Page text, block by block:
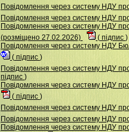
Повідомлення через систему НДУ
Повідомлення через систему НДУ
Повідомлення через систему
(розміщено 27.02.2026)
( підпис )
Повідомлення через систему НДУ
( підпис )
Повідомлення через систему НДУ
підпис )
Повідомлення через систему НДУ
( підпис )
Повідомлення через систему НДУ
Повідомлення через систему НДУ
Повідомлення через систему